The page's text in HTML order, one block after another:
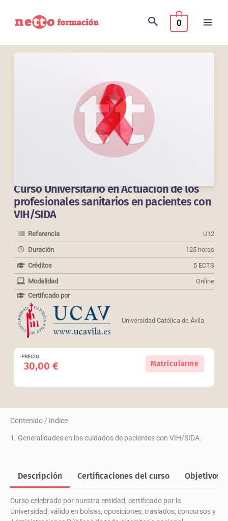
contenido
0
Curso Universitario en Actuación de los
profesionales sanitarios en pacientes con
VIH/SIDA
PRECIO
30,00€
Curso
Universitario
sanitarios
VIH/SIDA
cantidad
Matricularme
Referencia U12
Duración 125 horas
Créditos 5 ECTS
Modalidad
Online
Certificado por
Universidad Católica de Ávila
Contenido / Indice
1. Generalidades en los cuidados de pacientes con VIH/SIDA.
Descripción Certificaciones del curso Objetivos
Curso celebrado por nuestra entidad, certificado por la
Universidad, válido en bolsas, oposiciones, traslados, concursos y